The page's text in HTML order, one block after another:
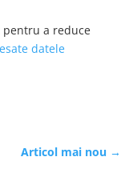
pentru a reduce
datele
Articol mai nou →